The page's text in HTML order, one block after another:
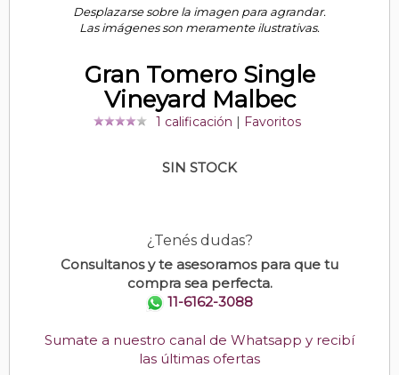
Desplazarse sobre la imagen para agrandar.
Las imágenes son meramente ilustrativas.
Gran Tomero Single
Vineyard Malbec
1 calificación Favoritos
SIN STOCK
¿Tenés dudas?
Consultanos y te asesoramos para que tu
compra sea perfecta.
11-6162-3088
Sumate a nuestro canal de Whatsapp y recibí
las últimas ofertas